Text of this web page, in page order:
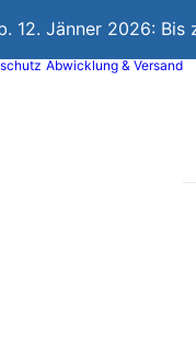
12. Jänner 2026: Bis
Abwicklung & Versand